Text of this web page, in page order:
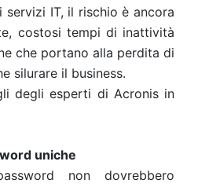
IT, il rischio è ancora
costosi tempi di inattività
che portano alla perdita di
silurare il business.
degli esperti di Acronis in
uniche
non dovrebbero